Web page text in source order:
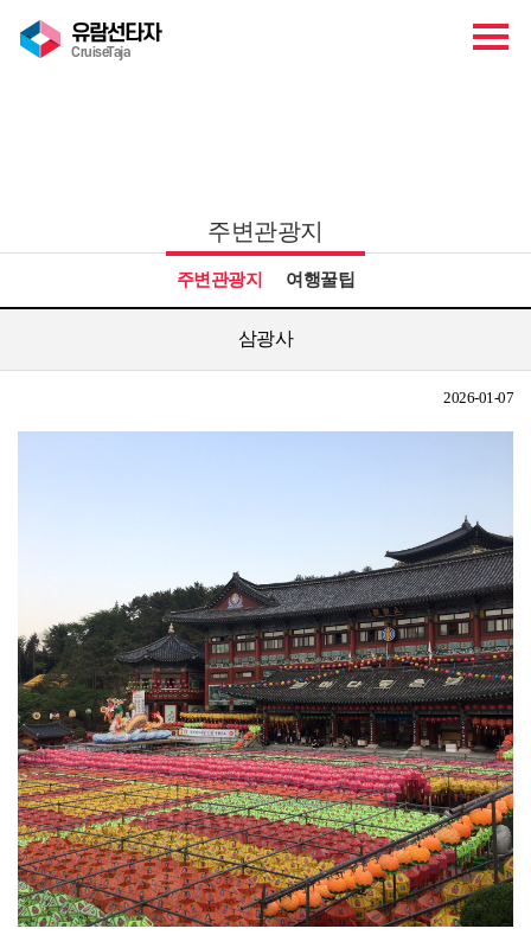
유람선타자
CruiseTaja
주변관광지
주변관광지 여행꿀팁
삼광사
2026-01-07